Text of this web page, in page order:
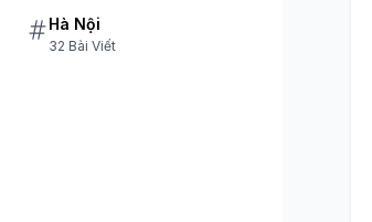
Hà Nội
32 Bài Viết